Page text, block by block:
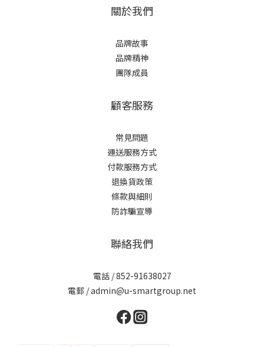
關於我們
品牌故事
品牌精神
團隊成員
顧客服務
常見問題
運送服務方式
付款服務方式
退換貨政策
條款與細則
防詐騙宣導
聯絡我們
電話 / 852-91638027
電郵 / admin@u-smartgroup.net